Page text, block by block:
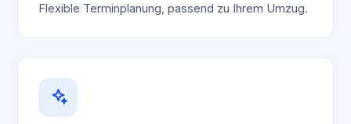
Flexible Terminplanung, passend zu Ihrem Umzug.